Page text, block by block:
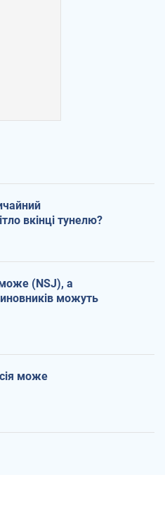
вкінці тунелю?
(NSJ), а
можуть
може